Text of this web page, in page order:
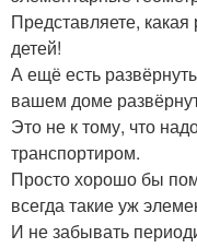
Представляете,
детей!
А ещё есть
вашем доме
Это не к тому, что
транспортиром.
Просто хорошо бы
всегда такие уж
И не забывать